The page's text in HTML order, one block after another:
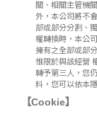
關、相關主管機
外，本公司將不
部或部分分割、
權轉換時，本公
擁有之全部或部
惟限於與該經營
轉予第三人，您
料，您可以依本
【Cookie】